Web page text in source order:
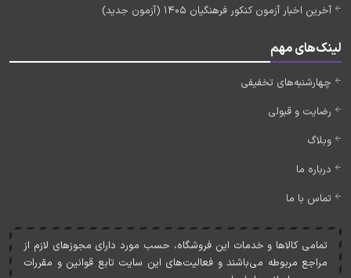
آخرین اخبار آزمون کنکور فرهنگیان 1405 (آزمون جدید)
لینک‌های مهم
چهارشنبه‌های تخفیفی
رضایت و قبولی
وبلاگ
درباره ما
تماس با ما
تمامی کالاها و خدمات اين فروشگاه، حسب مورد دارای مجوزهای لازم از
مراجع مربوطه می‌باشند و فعاليت‌های اين سايت تابع قوانين و مقررات